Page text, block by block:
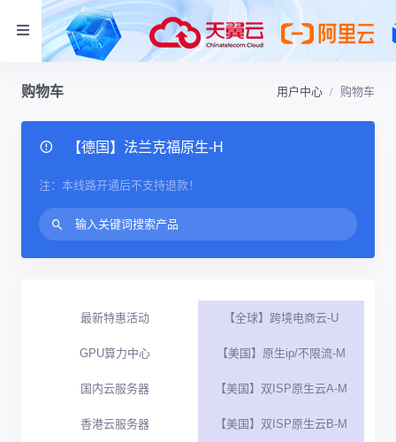
购物车 用户中心 购物车
【德国】法兰克福原生-H
注：本线路开通后不支持退款！
最新特惠活动
GPU算力中心
国内云服务器
香港云服务器
【全球】跨境电商云-U
【美国】原生ip/不限流-M
【美国】双ISP原生云A-M
【美国】双ISP原生云B-M